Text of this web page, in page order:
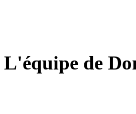
L'équipe de